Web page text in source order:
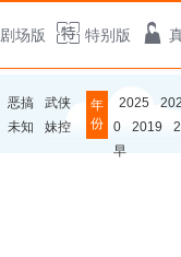
恶搞
武侠
未知 妹控
年
份
2025
0
2019
早
剧场版 特别版